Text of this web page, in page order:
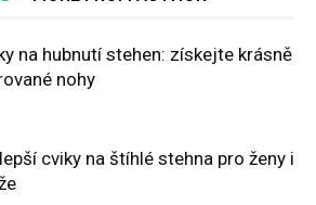
na hubnutí stehen: získejte krásně
nohy
cviky na štíhlé stehna pro ženy i